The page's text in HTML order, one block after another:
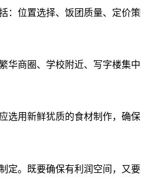
：位置选择、饭团质量、定价
华商圈、学校附近、写字楼集
选用新鲜犹质的食材制作，确
定。既要确保有利润空间，又